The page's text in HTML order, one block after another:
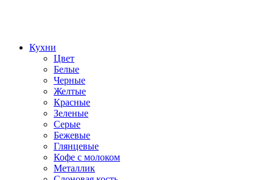
Кухни
Цвет
Белые
Черные
Желтые
Красные
Зеленые
Серые
Бежевые
Глянцевые
Кофе с молоком
Металлик